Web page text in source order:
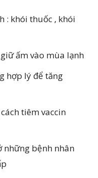
: khói thuốc , khói
ấm vào mùa lạnh
hợp lý để tăng
tiêm vaccin
những bệnh nhân